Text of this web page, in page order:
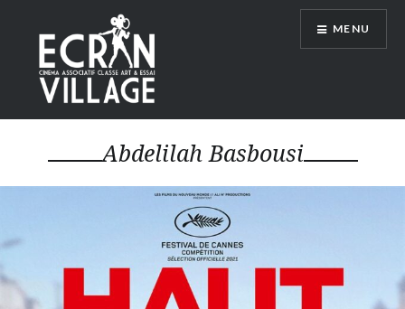
contenu
principal
ÉCRAN VILLAGE
MENU
Abdelilah Basbousi